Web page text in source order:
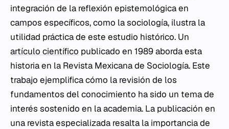
integración de la reflexión epistemológica en
campos específicos, como la sociología, ilustra la
utilidad práctica de este estudio histórico. Un
artículo científico publicado en 1989 aborda esta
historia en la Revista Mexicana de Sociología. Este
trabajo ejemplifica cómo la revisión de los
fundamentos del conocimiento ha sido un tema de
interés sostenido en la academia. La publicación en
una revista especializada resalta la importancia de